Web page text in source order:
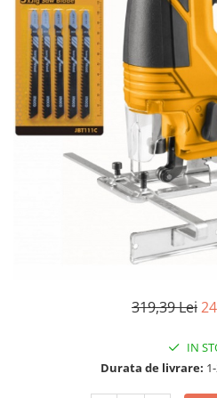
Iveco
MAN
TGA
TGL
TGS
TGX
Mercedes Actros
Mercedes Actros MP2
Mercedes Actros MP3
Mercedes Actros MP4, MP5
Mercedes Actros MP6
319,39 Lei
IN
Durata de livrare: